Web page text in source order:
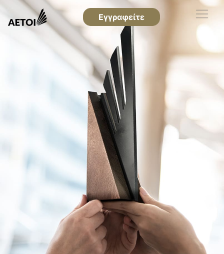
Εγγραφείτε